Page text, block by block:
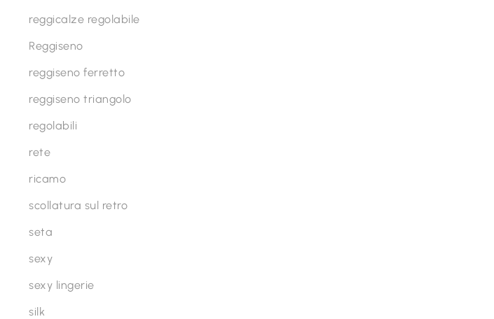
reggicalze regolabile
Reggiseno
reggiseno ferretto
reggiseno triangolo
regolabili
rete
ricamo
scollatura sul retro
seta
sexy
sexy lingerie
silk